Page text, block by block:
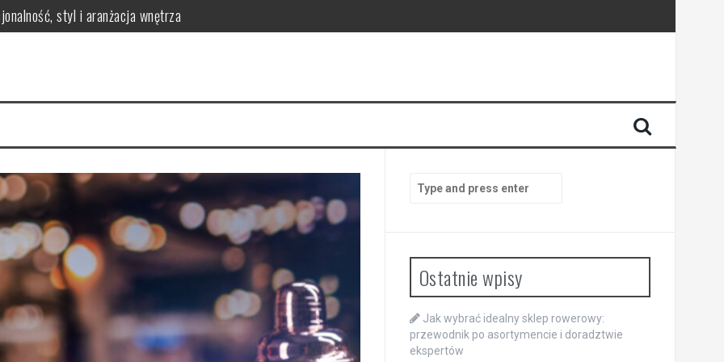
styl i aranżacja wnętrza
warto znać
Kluczowe korzyści dla zdrowia jamy ustnej
przygotować zdrowy i smaczny posiłek dla malucha?
po asortymencie i doradztwie ekspertów
for:
Ostatnie wpisy
Jak wybrać idealny sklep rowerowy:
przewodnik po asortymencie i doradztwie
ekspertów